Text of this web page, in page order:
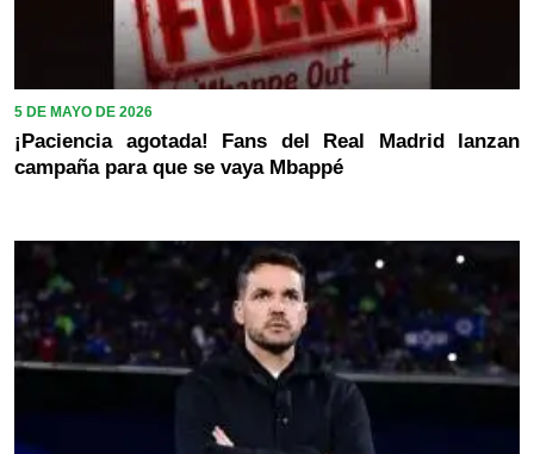
5 DE MAYO DE 2026
¡Paciencia agotada! Fans del Real Madrid lanzan
campaña para que se vaya Mbappé